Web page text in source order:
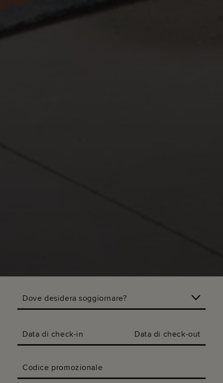
Dove desidera soggiornare?
Data di check-in Data di check-out
Codice promozionale